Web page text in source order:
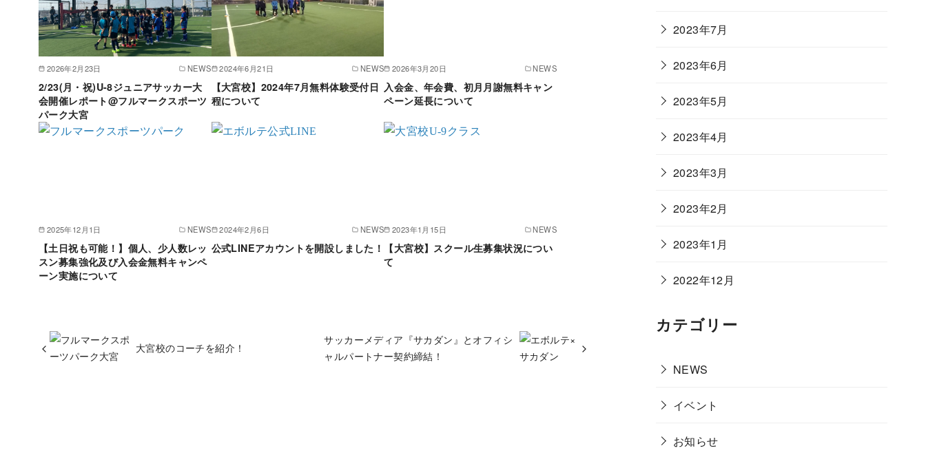
2026年2月23日 NEWS
2/23(月・祝)U-8ジュニアサッカー大
会開催レポート@フルマークスポーツ
パーク大宮
2024年6月21日 NEWS
【大宮校】2024年7月無料体験受付日
程について
2026年3月20日 NEWS
入会金、年会費、初月月謝無料キャン
ペーン延長について
2025年12月1日 NEWS
【土日祝も可能！】個人、少人数レッ
スン募集強化及び入会金無料キャンペ
ーン実施について
2024年2月6日 NEWS
公式LINEアカウントを開設しました！
2023年1月15日 NEWS
【大宮校】スクール生募集状況につい
て
大宮校のコーチを紹介！
サッカーメディア『サカダン』とオフィシ
ャルパートナー契約締結！
2023年7月
2023年6月
2023年5月
2023年4月
2023年3月
2023年2月
2023年1月
2022年12月
カテゴリー
NEWS
イベント
お知らせ